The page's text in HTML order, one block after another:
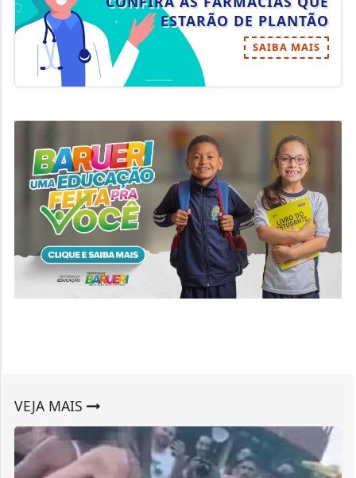
ESTARÃO DE PLANTÃO
SAIBA MAIS
VEJA MAIS